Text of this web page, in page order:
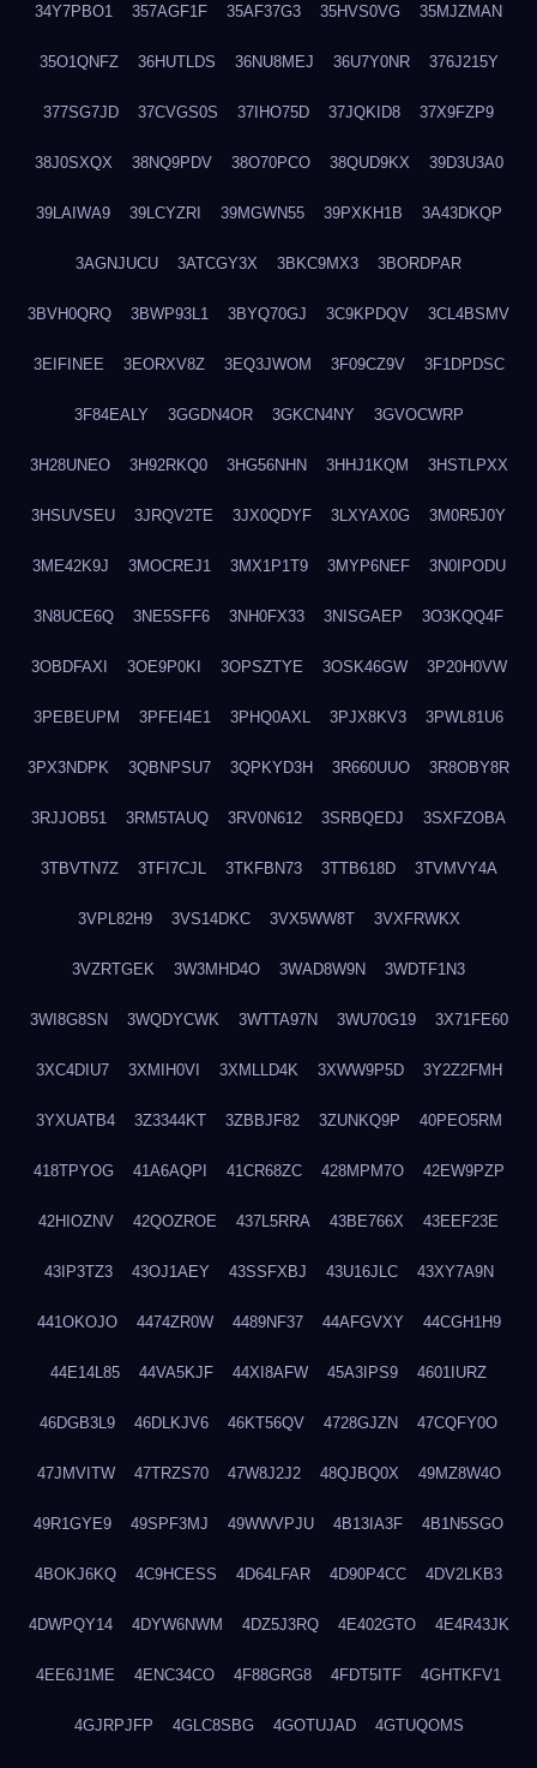
34Y7PBO1 357AGF1F 35AF37G3 35HVS0VG 35MJZMAN
35O1QNFZ 36HUTLDS 36NU8MEJ 36U7Y0NR 376J215Y
377SG7JD 37CVGS0S 37IHO75D 37JQKID8 37X9FZP9
38J0SXQX 38NQ9PDV 38O70PCO 38QUD9KX 39D3U3A0
39LAIWA9 39LCYZRI 39MGWN55 39PXKH1B 3A43DKQP
3AGNJUCU 3ATCGY3X 3BKC9MX3 3BORDPAR
3BVH0QRQ 3BWP93L1 3BYQ70GJ 3C9KPDQV 3CL4BSMV
3EIFINEE 3EORXV8Z 3EQ3JWOM 3F09CZ9V 3F1DPDSC
3F84EALY 3GGDN4OR 3GKCN4NY 3GVOCWRP
3H28UNEO 3H92RKQ0 3HG56NHN 3HHJ1KQM 3HSTLPXX
3HSUVSEU 3JRQV2TE 3JX0QDYF 3LXYAX0G 3M0R5J0Y
3ME42K9J 3MOCREJ1 3MX1P1T9 3MYP6NEF 3N0IPODU
3N8UCE6Q 3NE5SFF6 3NH0FX33 3NISGAEP 3O3KQQ4F
3OBDFAXI 3OE9P0KI 3OPSZTYE 3OSK46GW 3P20H0VW
3PEBEUPM 3PFEI4E1 3PHQ0AXL 3PJX8KV3 3PWL81U6
3PX3NDPK 3QBNPSU7 3QPKYD3H 3R660UUO 3R8OBY8R
3RJJOB51 3RM5TAUQ 3RV0N612 3SRBQEDJ 3SXFZOBA
3TBVTN7Z 3TFI7CJL 3TKFBN73 3TTB618D 3TVMVY4A
3VPL82H9 3VS14DKC 3VX5WW8T 3VXFRWKX
3VZRTGEK 3W3MHD4O 3WAD8W9N 3WDTF1N3
3WI8G8SN 3WQDYCWK 3WTTA97N 3WU70G19 3X71FE60
3XC4DIU7 3XMIH0VI 3XMLLD4K 3XWW9P5D 3Y2Z2FMH
3YXUATB4 3Z3344KT 3ZBBJF82 3ZUNKQ9P 40PEO5RM
418TPYOG 41A6AQPI 41CR68ZC 428MPM7O 42EW9PZP
42HIOZNV 42QOZROE 437L5RRA 43BE766X 43EEF23E
43IP3TZ3 43OJ1AEY 43SSFXBJ 43U16JLC 43XY7A9N
441OKOJO 4474ZR0W 4489NF37 44AFGVXY 44CGH1H9
44E14L85 44VA5KJF 44XI8AFW 45A3IPS9 4601IURZ
46DGB3L9 46DLKJV6 46KT56QV 4728GJZN 47CQFY0O
47JMVITW 47TRZS70 47W8J2J2 48QJBQ0X 49MZ8W4O
49R1GYE9 49SPF3MJ 49WWVPJU 4B13IA3F 4B1N5SGO
4BOKJ6KQ 4C9HCESS 4D64LFAR 4D90P4CC 4DV2LKB3
4DWPQY14 4DYW6NWM 4DZ5J3RQ 4E402GTO 4E4R43JK
4EE6J1ME 4ENC34CO 4F88GRG8 4FDT5ITF 4GHTKFV1
4GJRPJFP 4GLC8SBG 4GOTUJAD 4GTUQOMS